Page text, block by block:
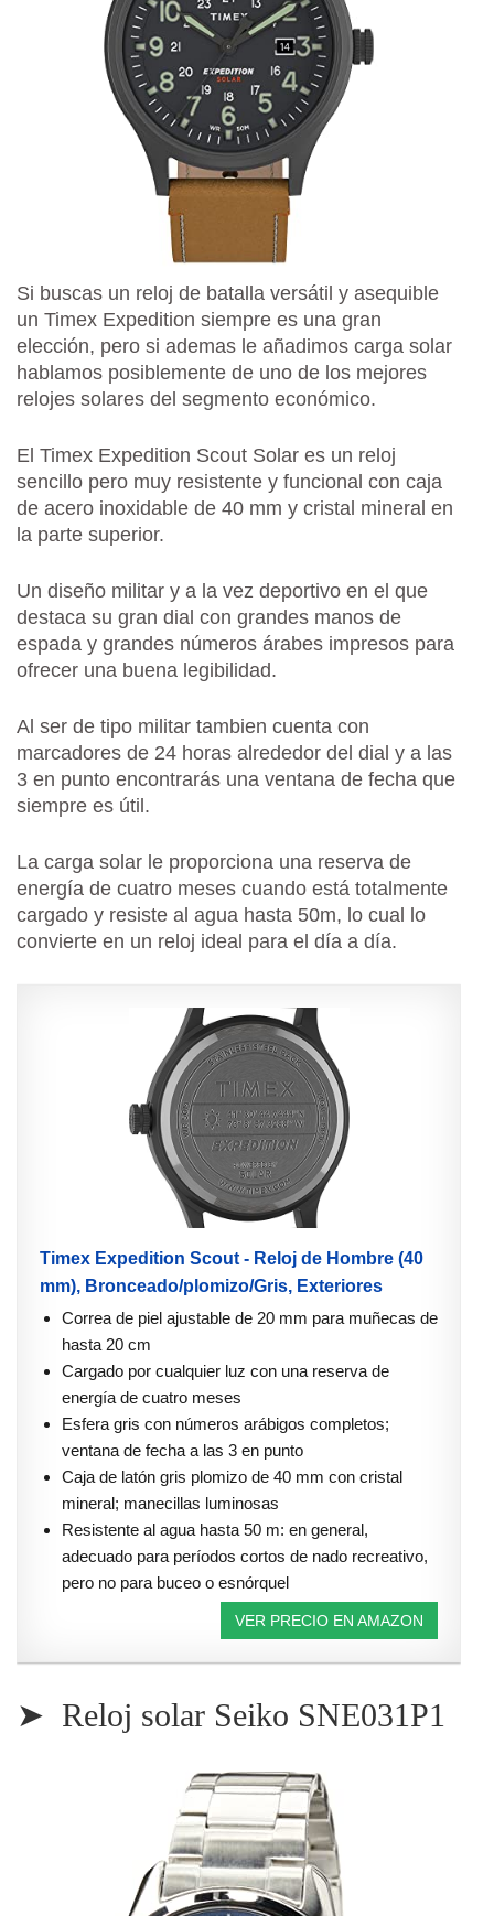
Si buscas un reloj de batalla versátil y asequible
un Timex Expedition siempre es una gran
elección, pero si ademas le añadimos carga solar
hablamos posiblemente de uno de los mejores
relojes solares del segmento económico.
El Timex Expedition Scout Solar es un reloj
sencillo pero muy resistente y funcional con caja
de acero inoxidable de 40 mm y cristal mineral en
la parte superior.
Un diseño militar y a la vez deportivo en el que
destaca su gran dial con grandes manos de
espada y grandes números árabes impresos para
ofrecer una buena legibilidad.
Al ser de tipo militar tambien cuenta con
marcadores de 24 horas alrededor del dial y a las
3 en punto encontrarás una ventana de fecha que
siempre es útil.
La carga solar le proporciona una reserva de
energía de cuatro meses cuando está totalmente
cargado y resiste al agua hasta 50m, lo cual lo
convierte en un reloj ideal para el día a día.
Timex Expedition Scout - Reloj de Hombre (40
mm), Bronceado/plomizo/Gris, Exteriores
Correa de piel ajustable de 20 mm para muñecas de
hasta 20 cm
Cargado por cualquier luz con una reserva de
energía de cuatro meses
Esfera gris con números arábigos completos;
ventana de fecha a las 3 en punto
Caja de latón gris plomizo de 40 mm con cristal
mineral; manecillas luminosas
Resistente al agua hasta 50 m: en general,
adecuado para períodos cortos de nado recreativo,
pero no para buceo o esnórquel
VER PRECIO EN AMAZON
➤ Reloj solar Seiko SNE031P1